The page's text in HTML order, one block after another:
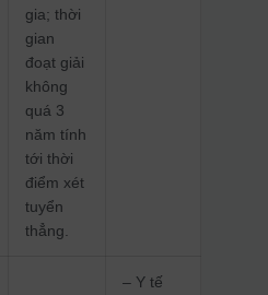
gia; thời
gian
đoạt giải
không
quá 3
năm tính
tới thời
điểm xét
tuyển
thẳng.
– Y tế